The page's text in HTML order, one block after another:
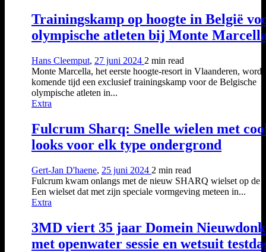
Trainingskamp op hoogte in België
olympische atleten bij Monte
Hans Cleemput, 27 juni 2024 2 min read
Monte Marcella, het eerste hoogte-resort in Vlaanderen, wordt
komende tijd een exclusief trainingskamp voor de Belgische
olympische atleten in...
Extra
Fulcrum Sharq: Snelle wielen met
looks voor elk type ondergrond
Gert-Jan D'haene, 25 juni 2024 2 min read
Fulcrum kwam onlangs met de nieuw SHARQ wielset op de
Een wielset dat met zijn speciale vormgeving meteen in...
Extra
3MD viert 35 jaar Domein Nieuwdonk
met openwater sessie en wetsuit